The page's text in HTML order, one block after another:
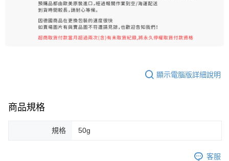
付款後門市自取
顯示電腦版詳細說明
商品規格
規格 50g
客服